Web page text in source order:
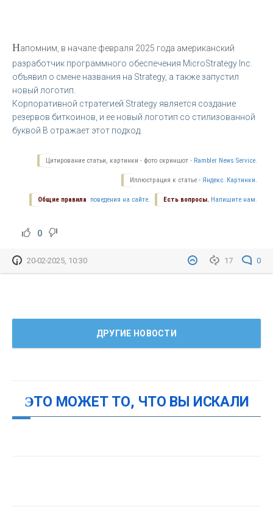
Напомним, в начале февраля 2025 года американский
разработчик программного обеспечения MicroStrategy Inc.
объявил о смене названия на Strategy, а также запустил
новый логотип.
Корпоративной стратегией Strategy является создание
резервов биткоинов, и ее новый логотип со стилизованной
буквой B отражает этот подход.
Цитирование статьи, картинки - фото скриншот - Rambler News Service.
Иллюстрация к статье - Яндекс. Картинки.
Есть вопросы. Напишите нам.
Общие правила поведения на сайте.
0
17 0
20-02-2025, 10:30
ДРУГИЕ НОВОСТИ
ЭТО МОЖЕТ ТО, ЧТО ВЫ ИСКАЛИ